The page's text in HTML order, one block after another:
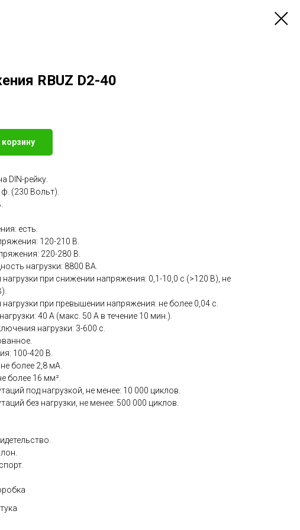
RBUZ D2-40
корзину
DIN-рейку.
(230 Вольт).
есть.
120-210 В.
220-280 В.
нагрузки: 8800 ВА.
при снижении напряжения: 0,1-10,0 с (>120 В), не
при превышении напряжения: не более 0,04 с.
40 А (макс. 50 А в течение 10 мин.).
нагрузки: 3-600 с.
100-420 В.
более 2,8 мА.
более 16 мм².
под нагрузкой, не менее: 10 000 циклов.
без нагрузки, не менее: 500 000 циклов.